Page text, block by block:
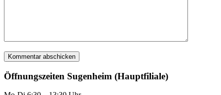
Öffnungszeiten Sugenheim (Hauptfiliale)